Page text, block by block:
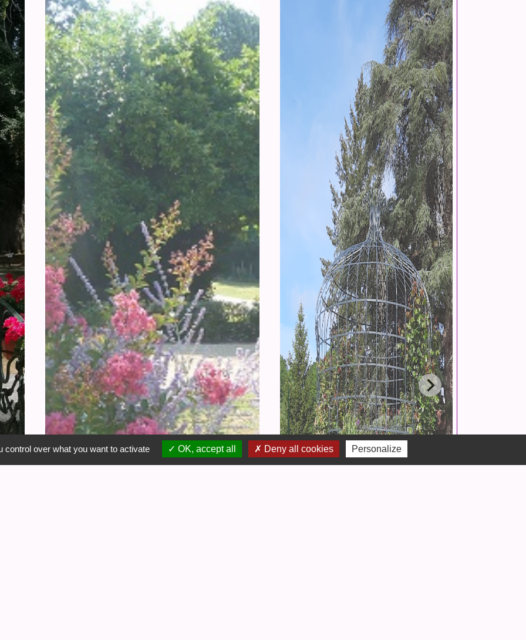
over what you want to activate OK, accept all Deny all cookies Personalize